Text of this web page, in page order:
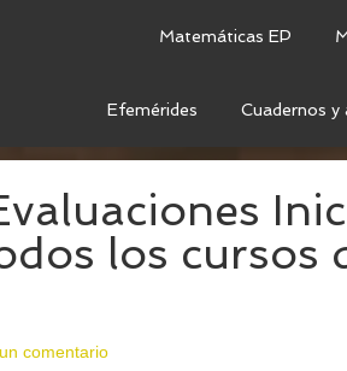
Matemáticas EP
Efemérides Cuadernos y
los cursos
comentario